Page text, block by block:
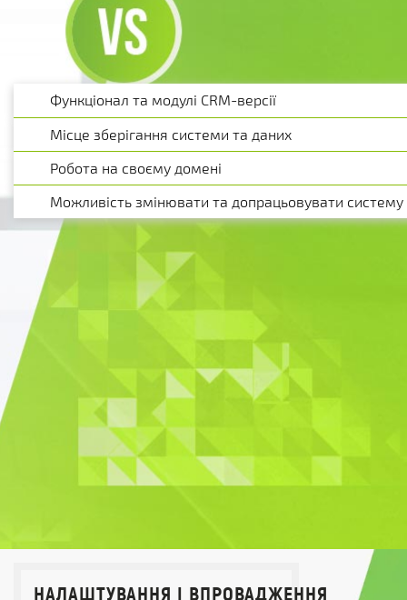
Функціонал та модулі CRM-версії
Місце зберігання системи та даних
Робота на своєму домені
Можливість змінювати та допрацьовувати систему
НАЛАШТУВАННЯ І ВПРОВАДЖЕННЯ